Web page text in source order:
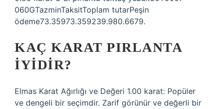
060GTazminTaksitToplam tutarPeşin
ödeme73.35973.359239.980.6679.
KAÇ KARAT PIRLANTA
IYIDIR?
Elmas Karat Ağırlığı ve Değeri 1.00 karat: Popüler
ve dengeli bir seçimdir. Zarif görünür ve değerli bir